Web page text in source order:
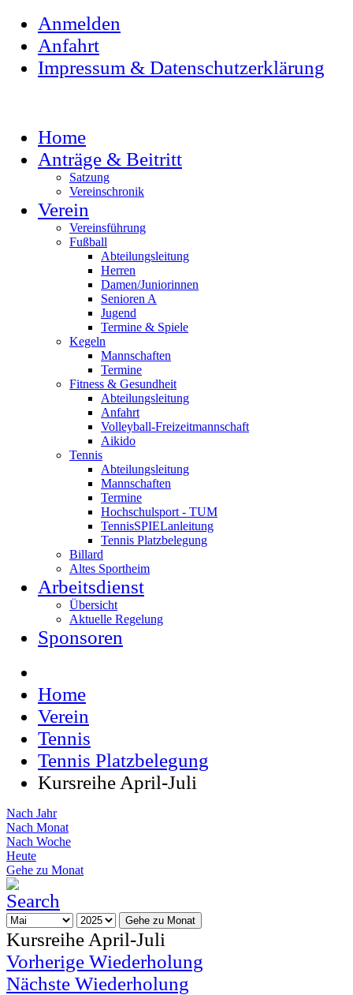
Anmelden
Anfahrt
Impressum & Datenschutzerklärung
Home
Anträge & Beitritt
Satzung
Vereinschronik
Verein
Vereinsführung
Fußball
Abteilungsleitung
Herren
Damen/Juniorinnen
Senioren A
Jugend
Termine & Spiele
Kegeln
Mannschaften
Termine
Fitness & Gesundheit
Abteilungsleitung
Anfahrt
Volleyball-Freizeitmannschaft
Aikido
Tennis
Abteilungsleitung
Mannschaften
Termine
Hochschulsport - TUM
TennisSPIELanleitung
Tennis Platzbelegung
Billard
Altes Sportheim
Arbeitsdienst
Übersicht
Aktuelle Regelung
Sponsoren
Home
Verein
Tennis
Tennis Platzbelegung
Kursreihe April-Juli
Nach Jahr
Nach Monat
Nach Woche
Heute
Gehe zu Monat
Gehe zu Monat
Kursreihe April-Juli
Vorherige Wiederholung
Nächste Wiederholung